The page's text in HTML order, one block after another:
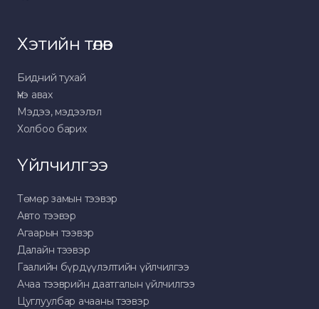
Хэтийн төлөв
Бидний тухай
Үнэ авах
Мэдээ, мэдээлэл
Холбоо барих
Үйлчилгээ
Төмөр замын тээвэр
Авто тээвэр
Агаарын тээвэр
Далайн тээвэр
Гаалийн бүрдүүлэлтийн үйлчилгээ
Ачаа тээврийн даатгалын үйлчилгээ
Цуглуулбар ачааны тээвэр